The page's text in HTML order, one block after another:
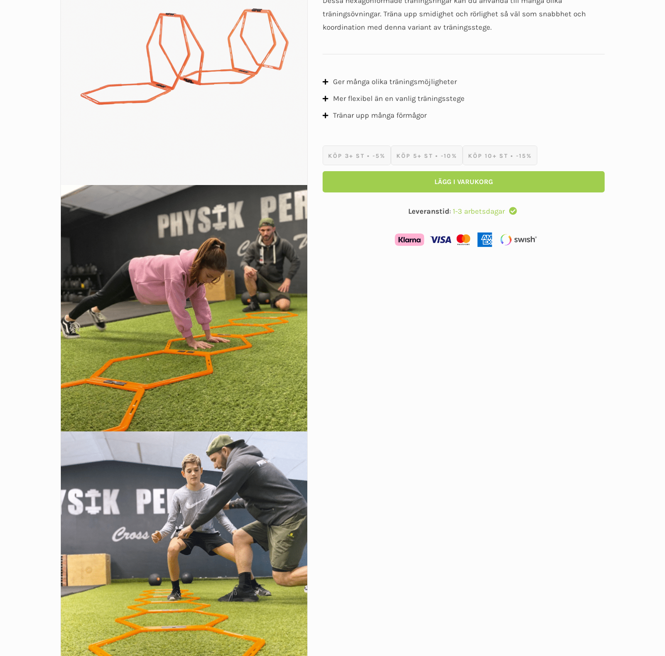
av
träningsövningar. Träna upp smidighet och rörlighet så väl som snabbhet och
koordination med denna variant av träningsstege.
Ger många olika träningsmöjligheter
Mer flexibel än en vanlig träningsstege
Tränar upp många förmågor
KÖP 3+ ST • -5% KÖP 5+ ST • -10% KÖP 10+ ST • -15%
LÄGG I VARUKORG
Leveranstid: 1-3 arbetsdagar